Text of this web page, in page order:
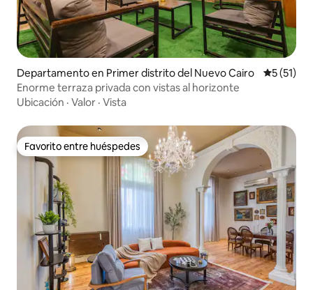
Departamento en Primer distrito del Nuevo Cairo
5 (51)
Enorme terraza privada con vistas al horizonte
Ubicación · Valor · Vista
Favorito entre huéspedes
Favorito entre huéspedes